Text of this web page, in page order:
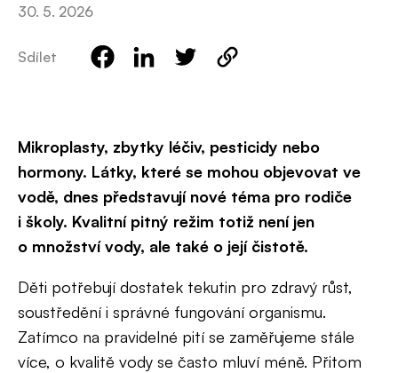
30. 5. 2026
Sdílet
Mikroplasty, zbytky léčiv, pesticidy nebo
hormony. Látky, které se mohou objevovat ve
vodě, dnes představují nové téma pro rodiče
i školy. Kvalitní pitný režim totiž není jen
o množství vody, ale také o její čistotě.
Děti potřebují dostatek tekutin pro zdravý růst,
soustředění i správné fungování organismu.
Zatímco na pravidelné pití se zaměřujeme stále
více, o kvalitě vody se často mluví méně. Přitom